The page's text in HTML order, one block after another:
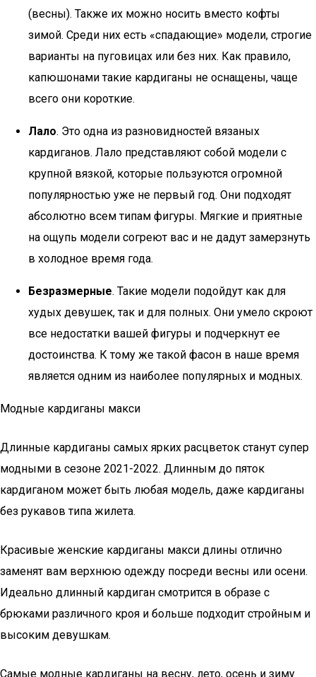
(весны). Также их можно носить вместо кофты
зимой. Среди них есть «спадающие» модели, строгие
варианты на пуговицах или без них. Как правило,
капюшонами такие кардиганы не оснащены, чаще
всего они короткие.
Лало. Это одна из разновидностей вязаных
кардиганов. Лало представляют собой модели с
крупной вязкой, которые пользуются огромной
популярностью уже не первый год. Они подходят
абсолютно всем типам фигуры. Мягкие и приятные
на ощупь модели согреют вас и не дадут замерзнуть
в холодное время года.
Безразмерные. Такие модели подойдут как для
худых девушек, так и для полных. Они умело скроют
все недостатки вашей фигуры и подчеркнут ее
достоинства. К тому же такой фасон в наше время
является одним из наиболее популярных и модных.
Модные кардиганы макси
Длинные кардиганы самых ярких расцветок станут супер
модными в сезоне 2021-2022. Длинным до пяток
кардиганом может быть любая модель, даже кардиганы
без рукавов типа жилета.
Красивые женские кардиганы макси длины отлично
заменят вам верхнюю одежду посреди весны или осени.
Идеально длинный кардиган смотрится в образе с
брюками различного кроя и больше подходит стройным и
высоким девушкам.
Самые модные кардиганы на весну, лето, осень и зиму